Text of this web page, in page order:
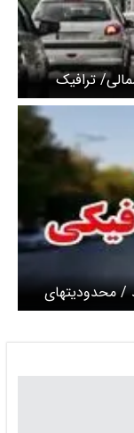
ترافیک
/ محدودیتهای
تا آزادی در